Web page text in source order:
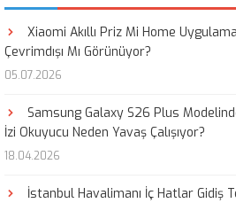
Xiaomi Akıllı Priz Mi Home
Çevrimdışı Mı Görünüyor?
05.07.2026
Samsung Galaxy S26 Plus
İzi Okuyucu Neden Yavaş Çalışıyor?
18.04.2026
İstanbul Havalimanı İç Hatlar Gidiş